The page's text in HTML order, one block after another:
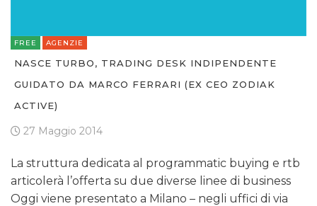
FREE AGENZIE
NASCE TURBO, TRADING DESK INDIPENDENTE
GUIDATO DA MARCO FERRARI (EX CEO ZODIAK
ACTIVE)
27 Maggio 2014
La struttura dedicata al programmatic buying e rtb
articolerà l’offerta su due diverse linee di business
Oggi viene presentato a Milano – negli uffici di via